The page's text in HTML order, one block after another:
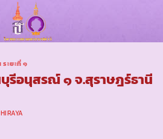
ะยะที่ ๑
รีอนุสรณ์ ๑ จ.สุราษฎร์ธานี